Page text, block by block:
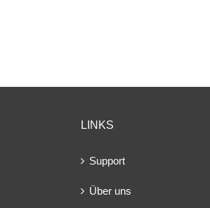
LINKS
Support
Über uns